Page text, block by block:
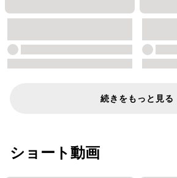
続きをもっと見る
ショート動画